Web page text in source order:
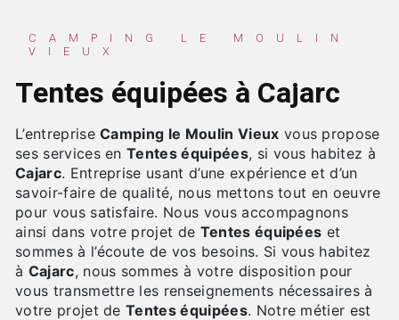
CAMPING LE MOULIN
VIEUX
Tentes équipées à Cajarc
L’entrepriseCamping le Moulin Vieux vous propose
ses services enTentes équipées, si vous habitez à
Cajarc. Entreprise usant d’une expérience et d’un
savoir-faire de qualité, nous mettons tout en oeuvre
pour vous satisfaire. Nous vous accompagnons
ainsi dans votre projet de Tentes équipées et
sommes à l’écoute de vos besoins. Si vous habitez
à Cajarc, nous sommes à votre disposition pour
vous transmettre les renseignements nécessaires à
votre projet deTentes équipées. Notre métier est